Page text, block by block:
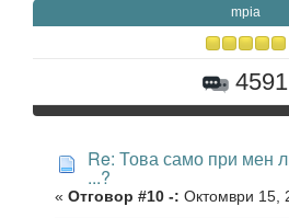
mpia
4591
Re: Това само при мен
...?
« Отговор #10 -: Октомври 15,